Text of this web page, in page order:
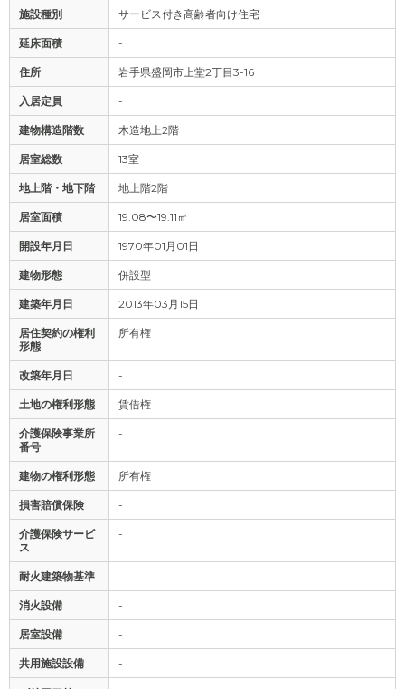
施設種別 サービス付き高齢者向け住宅
延床面積 -
住所 岩手県盛岡市上堂2丁目3-16
入居定員 -
建物構造階数 木造地上2階
居室総数 13室
地上階・地下階 地上階2階
居室面積 19.08〜19.11㎡
開設年月日 1970年01月01日
建物形態 併設型
建築年月日 2013年03月15日
居住契約の権利
形態
所有権
改築年月日 -
土地の権利形態 賃借権
介護保険事業所
番号
-
建物の権利形態 所有権
損害賠償保険 -
介護保険サービ
ス
-
耐火建築物基準
消火設備 -
居室設備 -
共用施設設備 -